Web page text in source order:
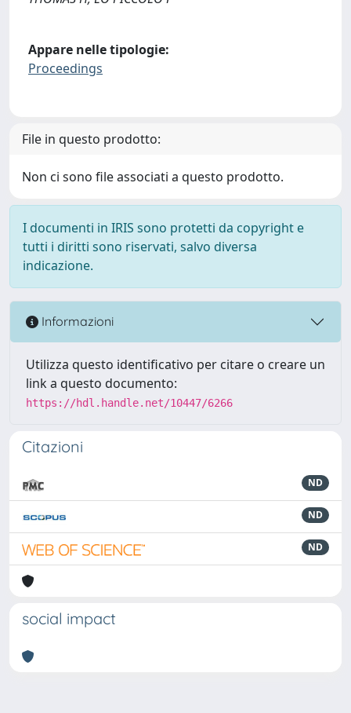
Appare nelle tipologie:
Proceedings
File in questo prodotto:
Non ci sono file associati a questo prodotto.
I documenti in IRIS sono protetti da copyright e
tutti i diritti sono riservati, salvo diversa
indicazione.
Informazioni
Utilizza questo identificativo per citare o creare un
link a questo documento:
https://hdl.handle.net/10447/6266
Citazioni
ND
ND
ND
social impact